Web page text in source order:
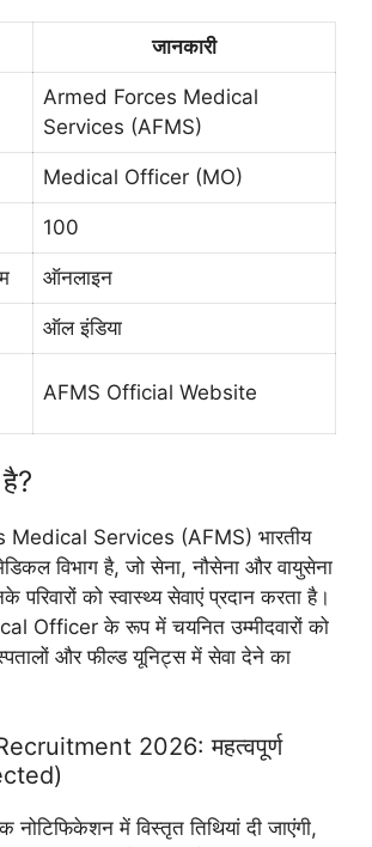
जानकारी
Armed Forces Medical
Services (AFMS)
Medical Officer (MO)
100
ऑनलाइन
ऑल इंडिया
AFMS Official Website
Medical Services (AFMS) भारतीय
विभाग है, जो सेना, नौसेना और वायुसेना
परिवारों को स्वास्थ्य सेवाएं प्रदान करता है।
Officer के रूप में चयनित उम्मीदवारों को
और फील्ड यूनिट्स में सेवा देने का
2026: महत्वपूर्ण
नोटिफिकेशन में विस्तृत तिथियां दी जाएंगी,